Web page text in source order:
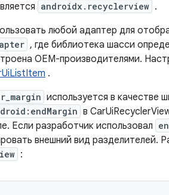
androidx.recyclerview .
любой адаптер для
, где библиотека шасси
OEM-производителями.
.
используется в качестве
в
Если разработчик использовал
внешний вид разделителей.
: